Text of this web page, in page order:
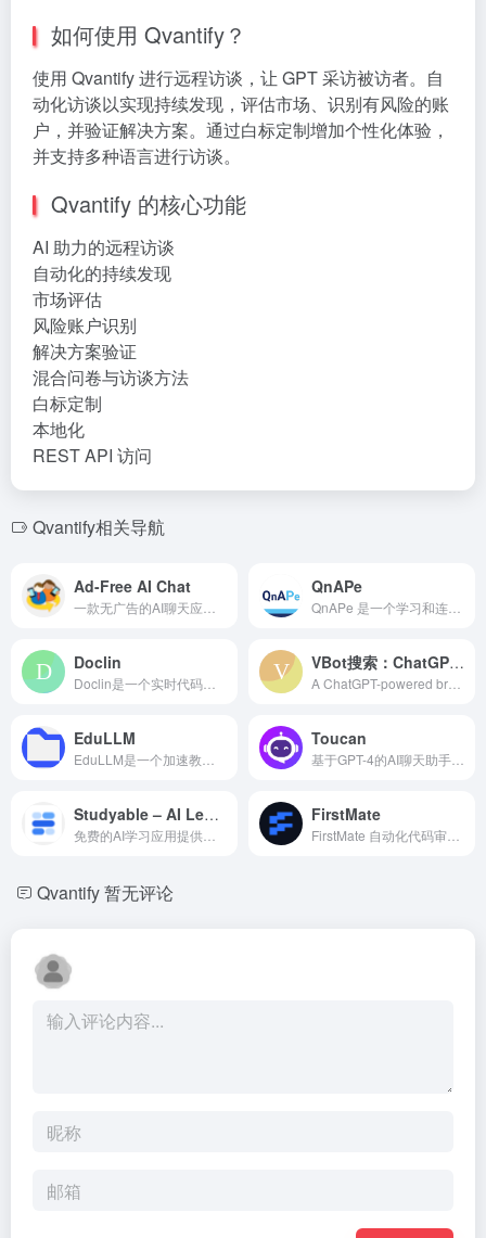
如何使用 Qvantify？
使用 Qvantify 进行远程访谈，让 GPT 采访被访者。自
动化访谈以实现持续发现，评估市场、识别有风险的账
户，并验证解决方案。通过白标定制增加个性化体验，
并支持多种语言进行访谈。
Qvantify 的核心功能
AI 助力的远程访谈
自动化的持续发现
市场评估
风险账户识别
解决方案验证
混合问卷与访谈方法
白标定制
本地化
REST API 访问
Qvantify相关导航
Ad-Free AI Chat QnAPe
Doclin VBot搜索：ChatGPT搜索助理（V起来®）
EduLLM Toucan
Studyable – AI Learning Tools & Flash Cards FirstMate
Qvantify暂无评论